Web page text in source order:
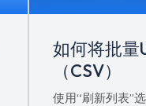
如何将批量
（CSV）
使用“刷新列表”